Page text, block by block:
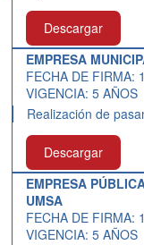
Descargar
EMPRESA
FECHA DE FIRMA:
VIGENCIA: 5 AÑOS
Realización de
Descargar
EMPRESA
UMSA
FECHA DE FIRMA:
VIGENCIA: 5 AÑOS